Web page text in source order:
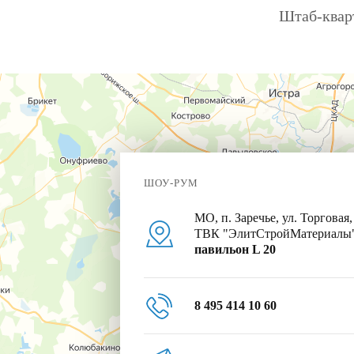
Штаб-
ШОУ-РУМ
МО, п. Заречье, ул. Торговая,
ТВК
павильон L 20
8 495 414 10 60